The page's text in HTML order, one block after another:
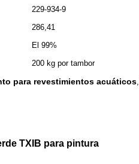
229-934-9
286,41
El 99%
200 kg por tambor
para revestimientos acuáticos,
TXIB para pintura